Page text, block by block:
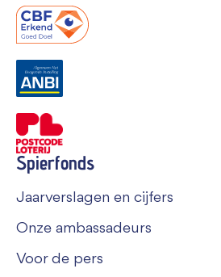
Spierfonds
Jaarverslagen en cijfers
Onze ambassadeurs
Voor de pers